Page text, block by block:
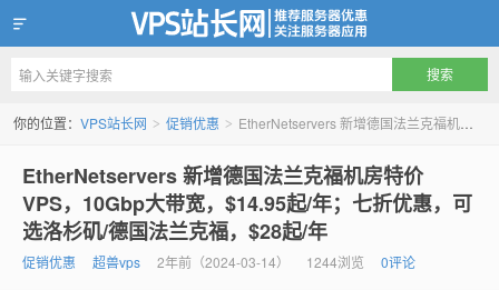
VPS站长网
你的位置： VPS站长网 > 促销优惠 > EtherNetservers 新增德国法兰克福机房特价 VPS，10Gbp大带宽，$14.95起/年；七折优惠，可选洛杉矶/德国法兰克福，$28起/年
EtherNetservers 新增德国法兰克福机房特价
VPS，10Gbp大带宽，$14.95起/年；七折优惠，可
选洛杉矶/德国法兰克福，$28起/年
促销优惠 超兽vps 2年前（2024-03-14） 1244浏览 0评论